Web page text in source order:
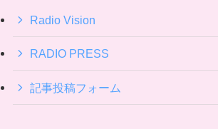
Radio Vision
RADIO PRESS
記事投稿フォーム